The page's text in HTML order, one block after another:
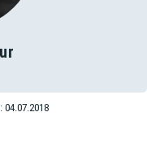
04.07.2018